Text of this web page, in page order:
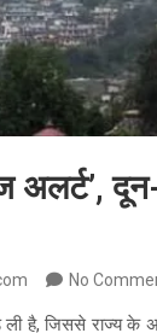
अलर्ट’,
No
ली है, जिससे राज्य